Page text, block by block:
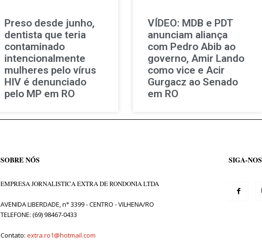
Preso desde junho,
dentista que teria
contaminado
intencionalmente
mulheres pelo vírus
HIV é denunciado
pelo MP em RO
VÍDEO: MDB e PDT
anunciam aliança
com Pedro Abib ao
governo, Amir Lando
como vice e Acir
Gurgacz ao Senado
em RO
SOBRE NÓS
EMPRESA JORNALISTICA EXTRA DE RONDONIA LTDA
AVENIDA LIBERDADE, n° 3399 - CENTRO - VILHENA/RO
TELEFONE: (69) 98467-0433
Contato: extra.ro1@hotmail.com
SIGA-NOS